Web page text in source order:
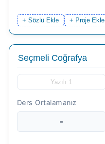
+ Sözlü Ekle + Proje Ekle
-